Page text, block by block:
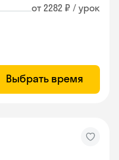
от 2282 ₽ / урок
Выбрать время